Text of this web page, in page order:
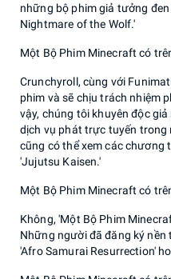
những bộ phim giả tưởng
Nightmare of the Wolf.'
Một Bộ Phim Minecraft có
Crunchyroll, cùng với
phim và sẽ chịu trách nhiệm
vậy, chúng tôi khuyên độc
dịch vụ phát trực tuyến
cũng có thể xem các
'Jujutsu Kaisen.'
Một Bộ Phim Minecraft có
Không, 'Một Bộ Phim
Những người đã đăng ký
'Afro Samurai Resurrection'